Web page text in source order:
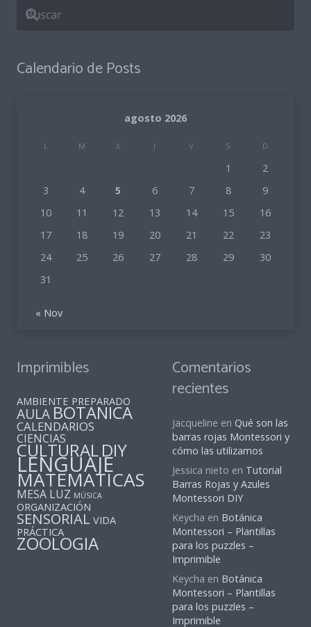
Calendario de Posts
agosto 2026
L M X J V S D
1
2
3
4 5 6 7 8
9
10
11 12 13 14 15
16
17
18 19 20 21 22
23
24
25 26 27 28 29
30
31
« Nov
Imprimibles
AMBIENTE PREPARADO
AULABOTANICA
CALENDARIOS
CIENCIAS
CULTURALDIY
LENGUAJE
MATEMATICAS
MESA LUZ MÚSICA
ORGANIZACIÓN
SENSORIAL VIDA
PRÁCTICA
ZOOLOGIA
Comentarios
recientes
Jacqueline en Qué son las
barras rojas Montessori y
cómo las utilizamos
Jessica nieto en Tutorial
Barras Rojas y Azules
Montessori DIY
Keycha en Botánica
Montessori – Plantillas
para los puzzles –
Imprimible
Keycha en Botánica
Montessori – Plantillas
para los puzzles –
Imprimible